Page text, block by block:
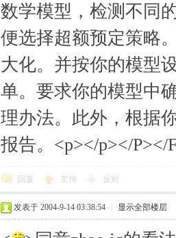
数学模型，检测不同
便选择超额预定策略
大化。并按你的模型
单。要求你的模型中
理办法。此外，根据
报告。<p></p></P></
回复 支持 反对
发表于 2004-9-14 03:38:54 显示全部楼层